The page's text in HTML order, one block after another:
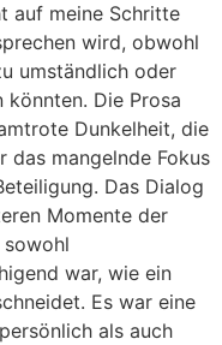
auf meine Schritte
wird, obwohl
umständlich oder
Die Prosa
Dunkelheit, die
das mangelnde Fokus
Das Dialog
Momente der
sowohl
war, wie ein
Es war eine
als auch